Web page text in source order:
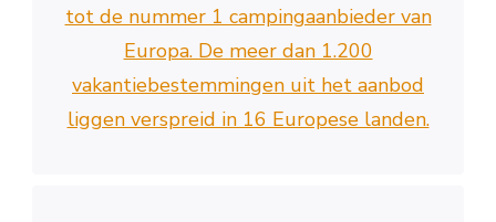
tot de nummer 1 campingaanbieder van
Europa. De meer dan 1.200
vakantiebestemmingen uit het aanbod
liggen verspreid in 16 Europese landen.